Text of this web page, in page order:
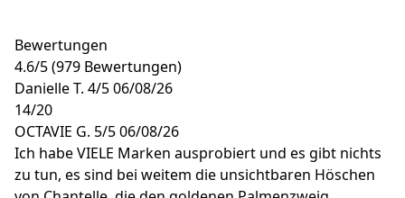
Bewertungen
4.6/5(979 Bewertungen)
Danielle T. 4/506/08/26
14/20
OCTAVIE G. 5/506/08/26
Ich habe VIELE Marken ausprobiert und es gibt nichts
zu tun, es sind bei weitem die unsichtbaren Höschen